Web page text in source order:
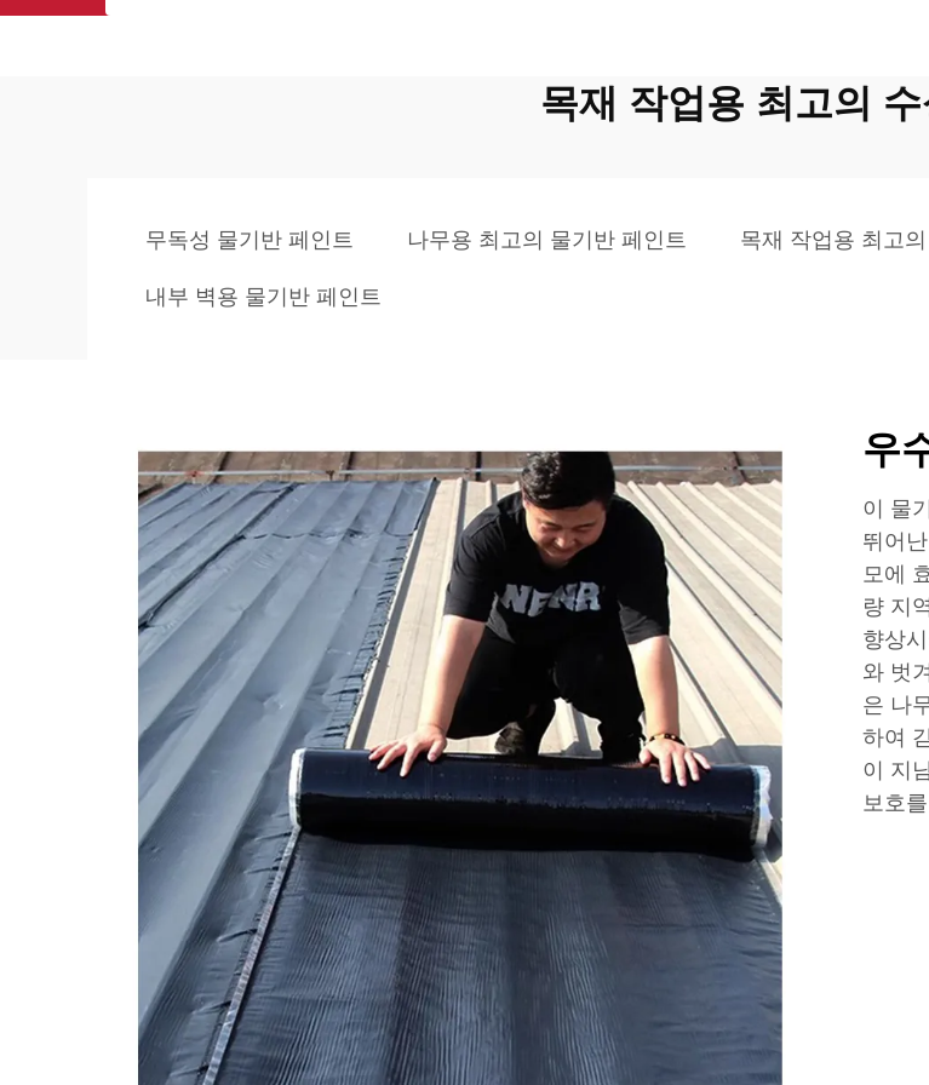
목재 작업용 최고의
무독성 물기반 페인트 나무용 최고의 물기반 페인트 목재 작업용 최고
내부 벽용 물기반 페인트
우
이 물
뛰어
모에
량 지
향상
와 벗
은 나
하여
이 지
보호